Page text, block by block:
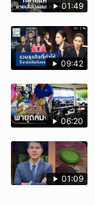
01:49
09:42
06:20
01:09